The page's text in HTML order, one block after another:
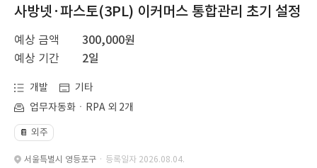
사방넷·파스토(3PL) 이커머스 통합관리 초기 설정
예상 금액
300,000원
예상 기간
2일
개발
기타
업무자동화ㆍRPA 외 2개
📔 외주
서울특별시 영등포구 · 등록일자 2026.08.04.